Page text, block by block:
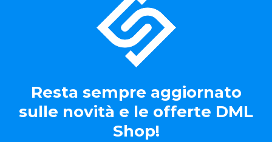
Resta sempre aggiornato
sulle novità e le offerte DML
Shop!